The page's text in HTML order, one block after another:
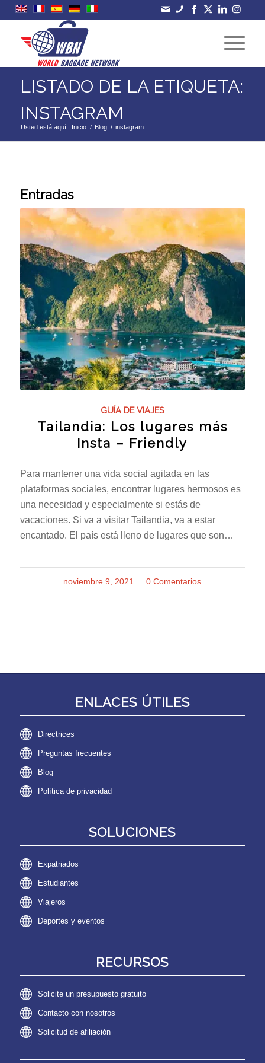
LISTADO DE LA ETIQUETA:
INSTAGRAM
Usted está aquí: Inicio / Blog / instagram
Entradas
GUÍA DE VIAJES
Tailandia: Los lugares más
Insta – Friendly
Para mantener una vida social agitada en las
plataformas sociales, encontrar lugares hermosos es
una necesidad y especialmente si estás de
vacaciones. Si va a visitar Tailandia, va a estar
encantado. El país está lleno de lugares que son…
noviembre 9, 2021
/ 0 Comentarios
ENLACES ÚTILES
Directrices
Preguntas frecuentes
Blog
Política de privacidad
SOLUCIONES
Expatriados
Estudiantes
Viajeros
Deportes y eventos
RECURSOS
Solicite un presupuesto gratuito
Contacto con nosotros
Solicitud de afiliación